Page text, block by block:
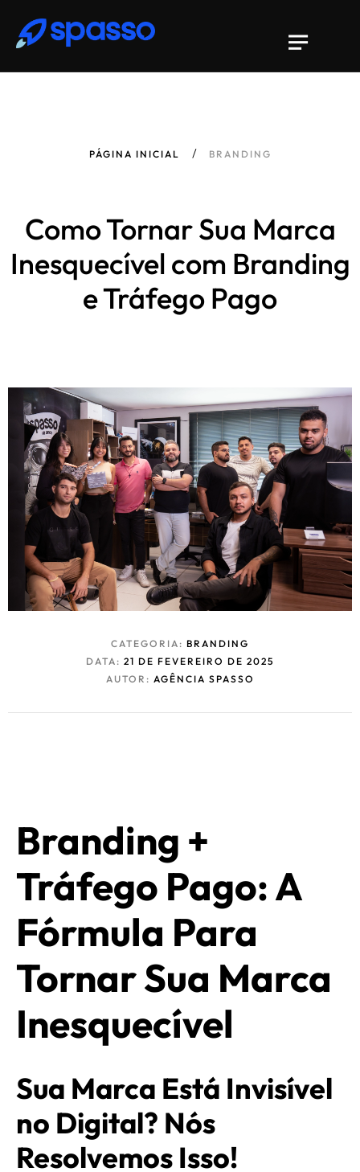
PÁGINA INICIAL BRANDING
Como Tornar Sua Marca
Inesquecível com Branding
e Tráfego Pago
CATEGORIA: BRANDING
DATA: 21 DE FEVEREIRO DE 2025
AUTOR: AGÊNCIA SPASSO
Branding +
Tráfego Pago: A
Fórmula Para
Tornar Sua Marca
Inesquecível
Sua Marca Está Invisível
no Digital? Nós
Resolvemos Isso!